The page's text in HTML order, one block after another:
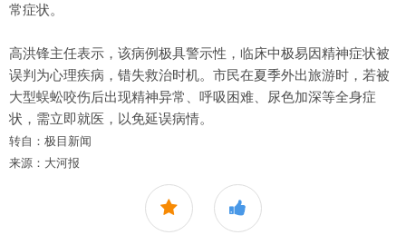
常症状。
高洪锋主任表示，该病例极具警示性，临床中极易因精神症状被
误判为心理疾病，错失救治时机。市民在夏季外出旅游时，若被
大型蜈蚣咬伤后出现精神异常、呼吸困难、尿色加深等全身症
状，需立即就医，以免延误病情。
转自：极目新闻
来源：大河报